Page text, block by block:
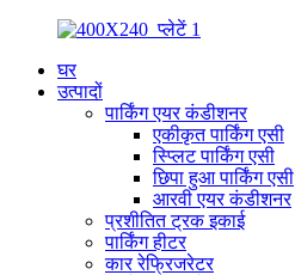
घर
उत्पादों
पार्किंग एयर कंडीशनर
एकीकृत पार्किंग एसी
स्प्लिट पार्किंग एसी
छिपा हुआ पार्किंग एसी
आरवी एयर कंडीशनर
प्रशीतित ट्रक इकाई
पार्किंग हीटर
कार रेफ्रिजरेटर